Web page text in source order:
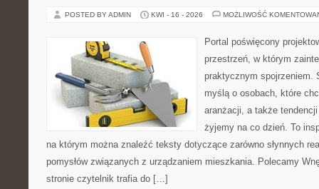
POSTED BY ADMIN KWI - 16 - 2026 MOŻLIWOŚĆ
Portal poświęcony
przestrzeń, w którym
praktycznym spojrzeniem.
myślą o osobach, które
aranżacji, a także
żyjemy na co dzień. To
na którym można znaleźć teksty dotyczące zarówno słynnych
pomysłów związanych z urządzaniem mieszkania. Polecamy
stronie czytelnik trafia do […]